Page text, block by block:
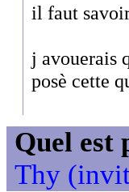
il faut
j avouerais
posè cette
Quel est
Thy